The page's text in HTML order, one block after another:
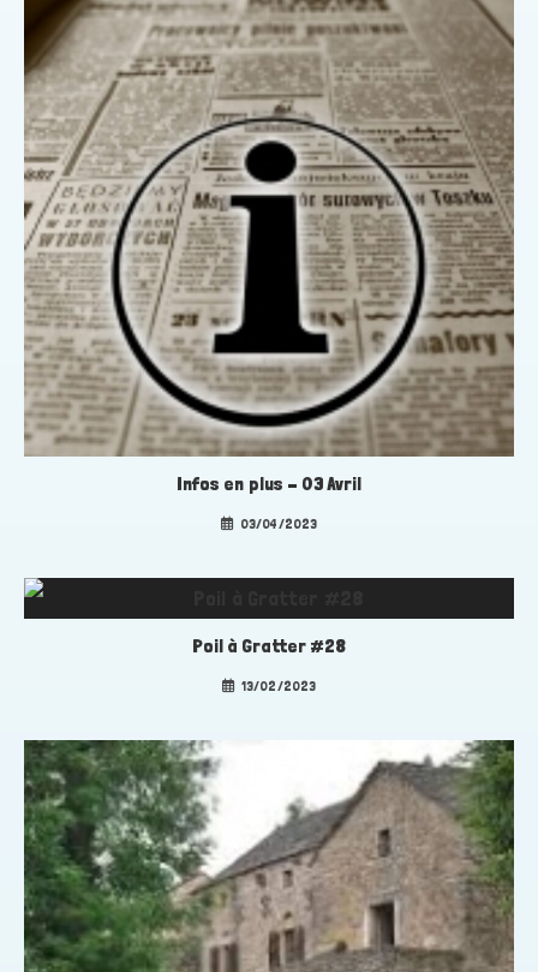
Infos en plus – 03 Avril
03/04/2023
Poil à Gratter #28
13/02/2023